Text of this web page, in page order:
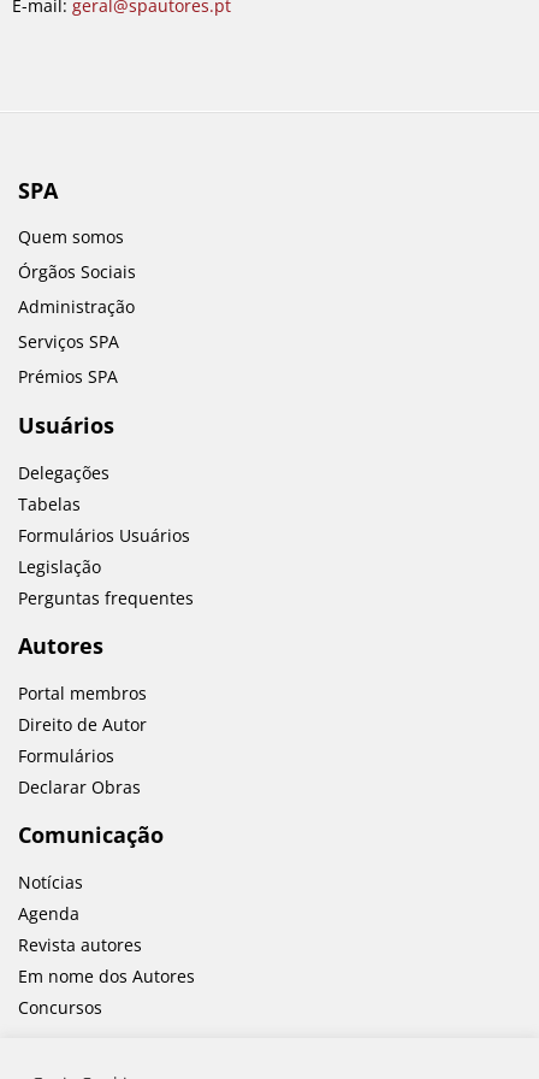
E-mail: geral@spautores.pt
SPA
Quem somos
Órgãos Sociais
Administração
Serviços SPA
Prémios SPA
Usuários
Delegações
Tabelas
Formulários Usuários
Legislação
Perguntas frequentes
Autores
Portal membros
Direito de Autor
Formulários
Declarar Obras
Comunicação
Notícias
Agenda
Revista autores
Em nome dos Autores
Concursos